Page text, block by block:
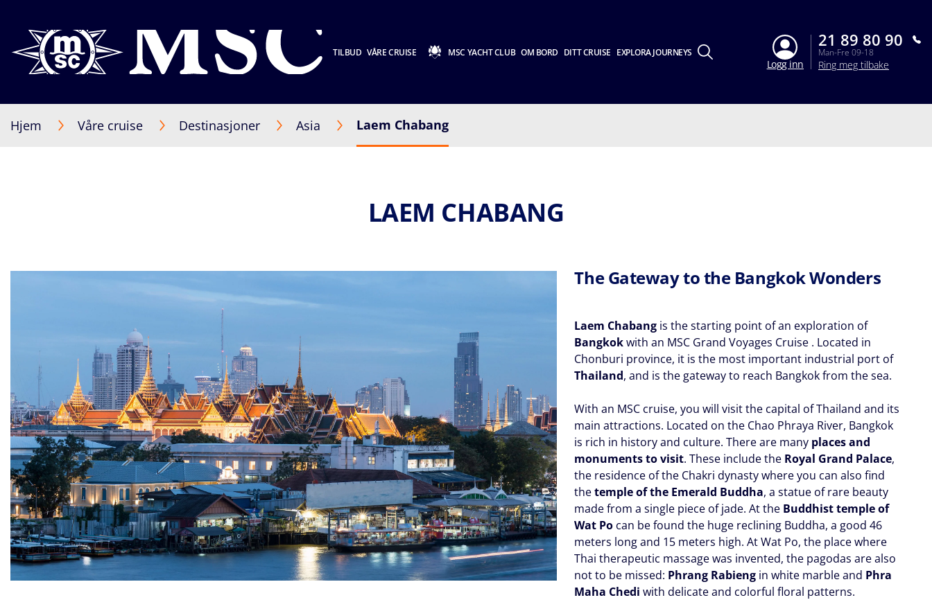
TILBUD VÅRE CRUISE MSC YACHT CLUB OM BORD DITT CRUISE EXPLORA JOURNEYS
Logg inn
21 89 80 90
Man-Fre 09-18
Ring meg tilbake
Hjem Våre cruise Destinasjoner Asia Laem Chabang
LAEM CHABANG
The Gateway to the Bangkok Wonders
Laem Chabang is the starting point of an exploration of
Bangkokwith an MSC Grand Voyages Cruise . Located in
Chonburi province, it is the most important industrial port of
Thailand, and is the gateway to reach Bangkok from the sea.
With an MSC cruise, you will visit the capital of Thailand and its
main attractions. Located on the Chao Phraya River, Bangkok
is rich in history and culture. There are many places and
monuments to visit. These include the Royal Grand Palace,
the residence of the Chakri dynasty where you can also find
thetemple of the Emerald Buddha, a statue of rare beauty
made from a single piece of jade. At the Buddhist temple of
Wat Po can be found the huge reclining Buddha, a good 46
meters long and 15 meters high. At Wat Po, the place where
Thai therapeutic massage was invented, the pagodas are also
not to be missed: Phrang Rabieng in white marble and Phra
Maha Chedi with delicate and colorful floral patterns.